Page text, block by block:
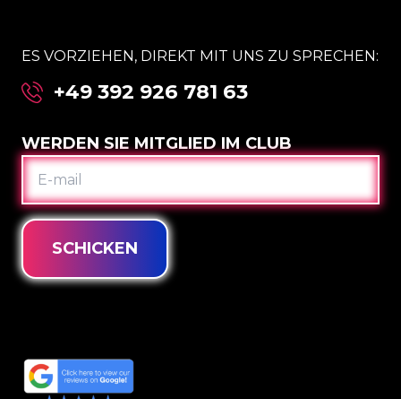
ES VORZIEHEN, DIREKT MIT UNS ZU SPRECHEN:
+49 392 926 781 63
WERDEN SIE MITGLIED IM CLUB
E-
MAIL
SCHICKEN